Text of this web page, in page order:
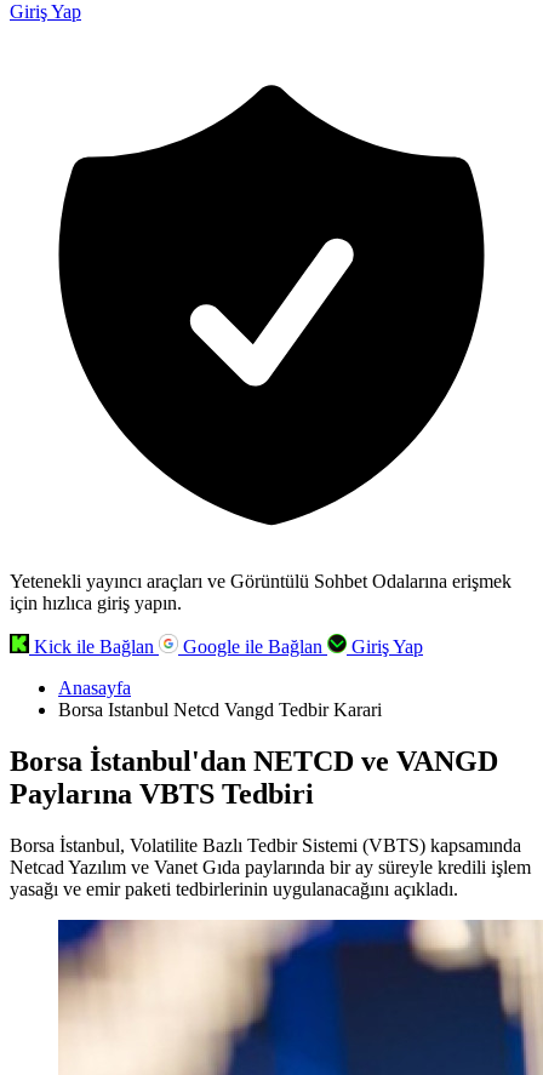
Giriş Yap
Yetenekli yayıncı araçları ve Görüntülü Sohbet Odalarına erişmek
için hızlıca giriş yapın.
Kick ile Bağlan Google ile Bağlan
Giriş Yap
Anasayfa
Borsa Istanbul Netcd Vangd Tedbir Karari
Borsa İstanbul'dan NETCD ve VANGD
Paylarına VBTS Tedbiri
Borsa İstanbul, Volatilite Bazlı Tedbir Sistemi (VBTS) kapsamında
Netcad Yazılım ve Vanet Gıda paylarında bir ay süreyle kredili işlem
yasağı ve emir paketi tedbirlerinin uygulanacağını açıkladı.